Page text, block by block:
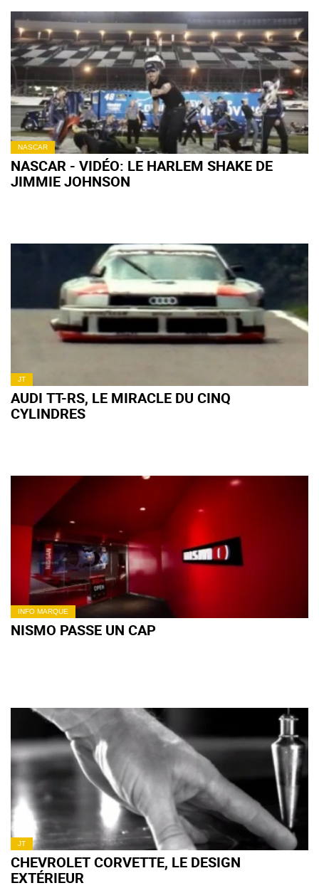
NASCAR
NASCAR - VIDÉO: LE HARLEM SHAKE DE
JIMMIE JOHNSON
JT
AUDI TT-RS, LE MIRACLE DU CINQ
CYLINDRES
INFO MARQUE
NISMO PASSE UN CAP
JT
CHEVROLET CORVETTE, LE DESIGN
EXTÉRIEUR